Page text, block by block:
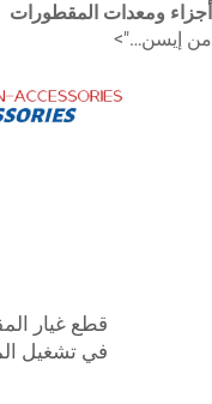
أجزاء ومعدات المقطورات
من إيسن…">
قطع غيار
في تشغيل